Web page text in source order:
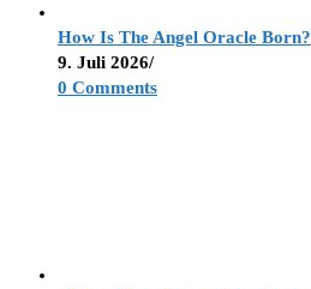
How Is The Angel Oracle Born?
9. Juli 2026/
0 Comments